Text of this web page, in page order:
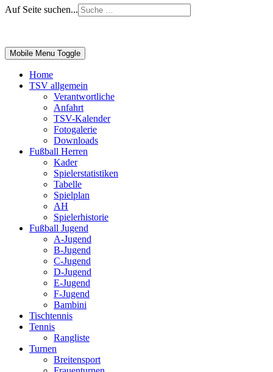
Auf Seite suchen...
Mobile Menu Toggle
Home
TSV allgemein
Verantwortliche
Anfahrt
TSV-Kalender
Fotogalerie
Downloads
Fußball Herren
Kader
Spielerstatistiken
Tabelle
Spielplan
AH
Spielerhistorie
Fußball Jugend
A-Jugend
B-Jugend
C-Jugend
D-Jugend
E-Jugend
F-Jugend
Bambini
Tischtennis
Tennis
Rangliste
Turnen
Breitensport